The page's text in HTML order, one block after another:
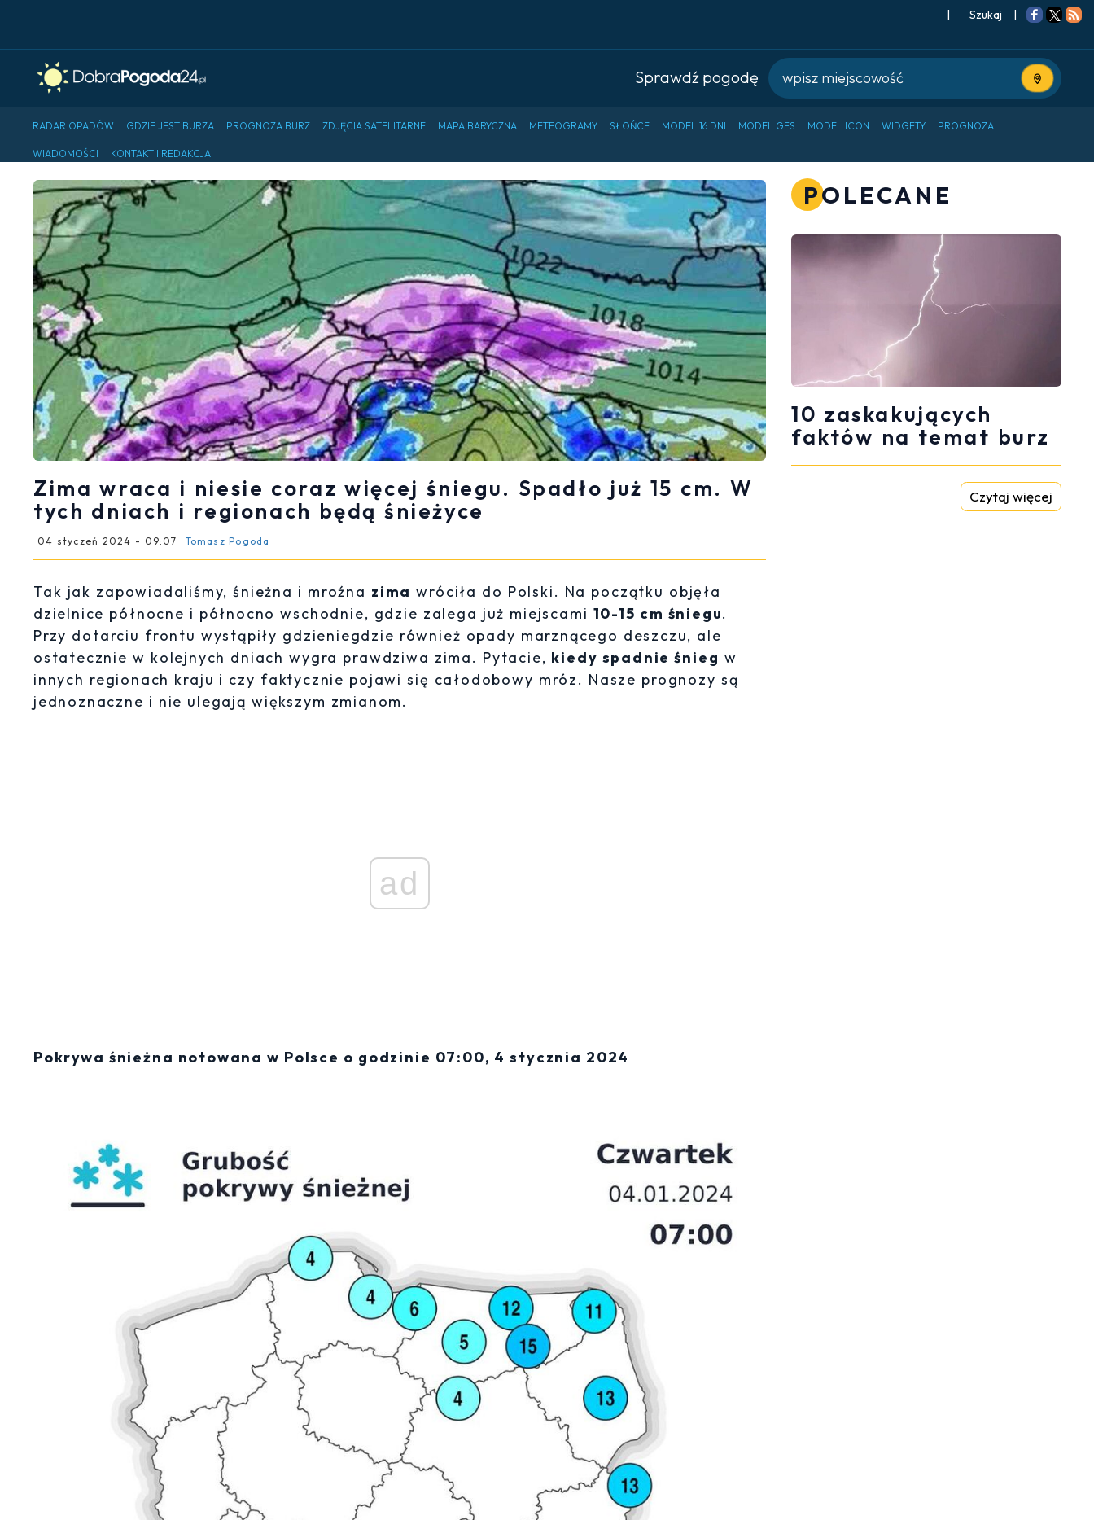
| |
Sprawdź pogodę Użyj
RADAR OPADÓW GDZIE JEST BURZA PROGNOZA BURZ ZDJĘCIA SATELITARNE MAPA BARYCZNA METEOGRAMY SŁOŃCE MODEL 16 DNI MODEL GFS MODEL ICON WIDGETY PROGNOZA
WIADOMOŚCI KONTAKT I REDAKCJA
Zima wraca i niesie coraz więcej śniegu. Spadło już 15 cm. W
tych dniach i regionach będą śnieżyce
04 styczeń 2024 - 09:07 Tomasz Pogoda
Tak jak zapowiadaliśmy, śnieżna i mroźna zima wróciła do Polski. Na początku objęła
dzielnice północne i północno wschodnie, gdzie zalega już miejscami 10-15 cm śniegu.
Przy dotarciu frontu wystąpiły gdzieniegdzie również opady marznącego deszczu, ale
ostatecznie w kolejnych dniach wygra prawdziwa zima. Pytacie, kiedy spadnie śnieg w
innych regionach kraju i czy faktycznie pojawi się całodobowy mróz. Nasze prognozy są
jednoznaczne i nie ulegają większym zmianom.
ad
Pokrywa śnieżna notowana w Polsce o godzinie 07:00, 4 stycznia 2024
POLECANE
10 zaskakujących
faktów na temat burz
Czytaj więcej